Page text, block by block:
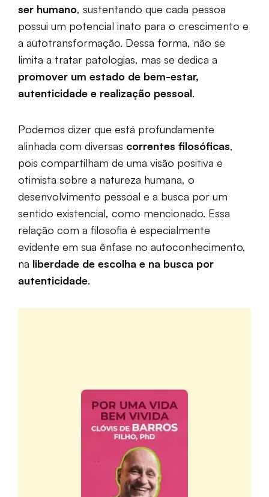
ser humano, sustentando que cada pessoa
possui um potencial inato para o crescimento e
a autotransformação. Dessa forma, não se
limita a tratar patologias, mas se dedica a
promover um estado de bem-estar,
autenticidade e realização pessoal.
Podemos dizer que está profundamente
alinhada com diversas correntes filosóficas,
pois compartilham de uma visão positiva e
otimista sobre a natureza humana, o
desenvolvimento pessoal e a busca por um
sentido existencial, como mencionado. Essa
relação com a filosofia é especialmente
evidente em sua ênfase no autoconhecimento,
na liberdade de escolha e na busca por
autenticidade.